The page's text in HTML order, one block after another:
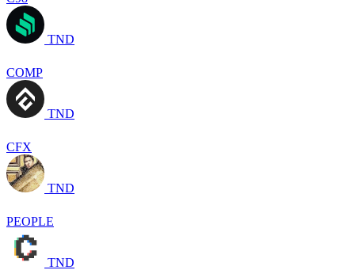
TND
COMP
TND
CFX
TND
PEOPLE
TND